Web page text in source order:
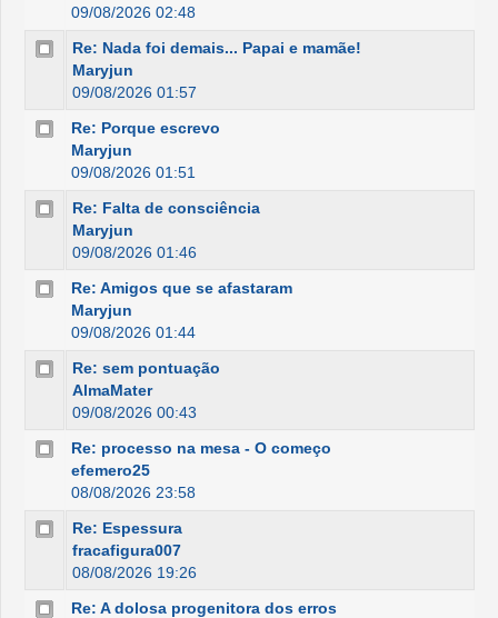
09/08/2026 02:48
Re: Nada foi demais... Papai e mamãe!
Maryjun
09/08/2026 01:57
Re: Porque escrevo
Maryjun
09/08/2026 01:51
Re: Falta de consciência
Maryjun
09/08/2026 01:46
Re: Amigos que se afastaram
Maryjun
09/08/2026 01:44
Re: sem pontuação
AlmaMater
09/08/2026 00:43
Re: processo na mesa - O começo
efemero25
08/08/2026 23:58
Re: Espessura
fracafigura007
08/08/2026 19:26
Re: A dolosa progenitora dos erros